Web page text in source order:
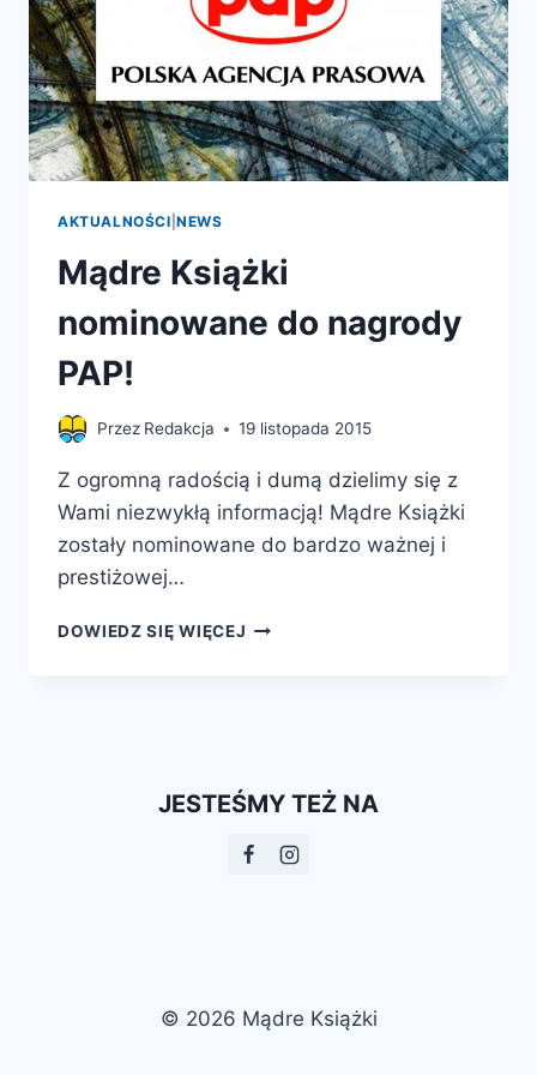
AKTUALNOŚCI |NEWS
Mądre Książki
nominowane do nagrody
PAP!
Przez Redakcja 19 listopada 2015
Z ogromną radością i dumą dzielimy się z
Wami niezwykłą informacją! Mądre Książki
zostały nominowane do bardzo ważnej i
prestiżowej…
DOWIEDZ SIĘ WIĘCEJ MĄDRE
JESTEŚMY TEŻ NA
© 2026 Mądre Książki